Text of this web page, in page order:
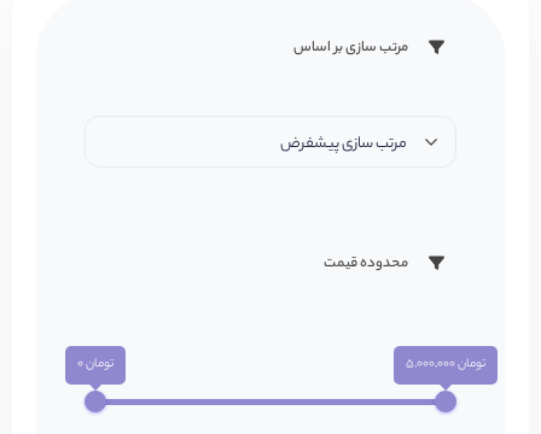
مرتب سازی بر اساس
مرتب سازی پیشفرض
محدوده قیمت
تومان 0 تومان 5,000,000